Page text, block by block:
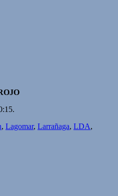
, Lagomar, Larrañaga, LDA,